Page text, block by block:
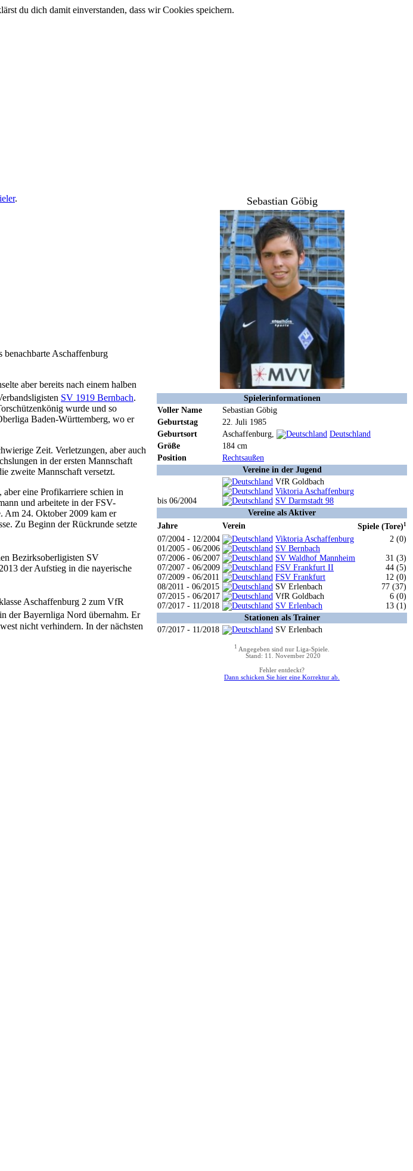
du dich damit einverstanden, dass wir Cookies speichern.
Sebastian Göbig
Spielerinformationen
Voller Name
Sebastian Göbig
Geburtstag
22. Juli 1985
Geburtsort
Aschaffenburg,
Deutschland
Größe
184 cm
Position
Rechtsaußen
Vereine in der Jugend
bis 06/2004
VfR Goldbach
Viktoria Aschaffenburg
SV Darmstadt 98
Vereine als Aktiver
Jahre
Verein Spiele (Tore)1
07/2004 - 12/2004
01/2005 - 06/2006
07/2006 - 06/2007
07/2007 - 06/2009
07/2009 - 06/2011
08/2011 - 06/2015
07/2015 - 06/2017
07/2017 - 11/2018
Viktoria Aschaffenburg
SV Bernbach
SV Waldhof Mannheim
FSV Frankfurt II
FSV Frankfurt
SV Erlenbach
VfR Goldbach
SV Erlenbach
2 (0)
31 (3)
44 (5)
12 (0)
77 (37)
6 (0)
13 (1)
Stationen als Trainer
07/2017 - 11/2018
SV Erlenbach
1 Angegeben sind nur Liga-Spiele.
Stand: 11. November 2020
Fehler entdeckt?
Dann schicken Sie hier eine Korrektur ab.
.
benachbarte Aschaffenburg
aber bereits nach einem halben
SV 1919 Bernbach.
wurde und so
Baden-Württemberg, wo er
Zeit. Verletzungen, aber auch
in der ersten Mannschaft
zweite Mannschaft versetzt.
aber eine Profikarriere schien in
und arbeitete in der FSV-
Am 24. Oktober 2009 kam er
Zu Beginn der Rückrunde setzte
Bezirksoberligisten SV
der Aufstieg in die nayerische
Aschaffenburg 2 zum VfR
der Bayernliga Nord übernahm. Er
nicht verhindern. In der nächsten